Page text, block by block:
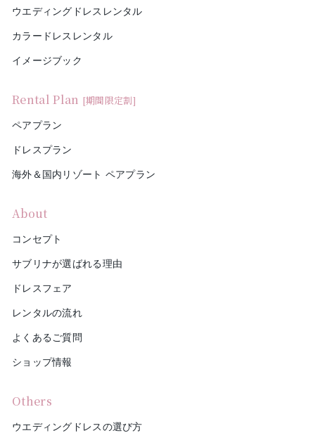
ウエディングドレスレンタル
カラードレスレンタル
イメージブック
Rental Plan [期間限定割]
ペアプラン
ドレスプラン
海外＆国内リゾート ペアプラン
About
コンセプト
サブリナが選ばれる理由
ドレスフェア
レンタルの流れ
よくあるご質問
ショップ情報
Others
ウエディングドレスの選び方